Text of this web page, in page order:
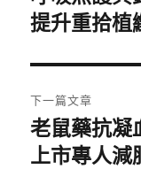
導
覽
一
文
章:
提升重拾植
下一篇文章
下
一
老鼠藥抗
上市專人減